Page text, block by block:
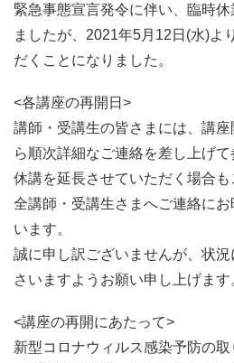
緊急事態宣言発令に伴い、臨時
ましたが、2021年5月12日(水)よ
だくことになりました。
<各講座の再開日>
講師・受講生の皆さまには、講
ら順次詳細なご連絡を差し上げ
休講を延長させていただく場合
全講師・受講生さまへご連絡に
います。
誠に申し訳ございませんが、状
さいますようお願い申し上げます
<講座の再開にあたって>
新型コロナウィルス感染予防の